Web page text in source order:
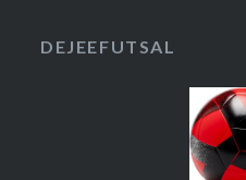
DEJEEFUTSAL